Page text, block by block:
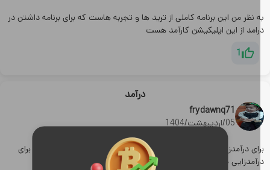
نظر من این برنامه کاملی از ترید ها و تجربه هاست که برای برنامه داشتن در
از این اپلیکیشن کارآمد هست
1
درآمد
frydawnq71
05/اردیبهشت/1404
درآمدزایی خوبه اولین باره اینجور صرافی های پدیدار میشه بنظرم برای
خوبه